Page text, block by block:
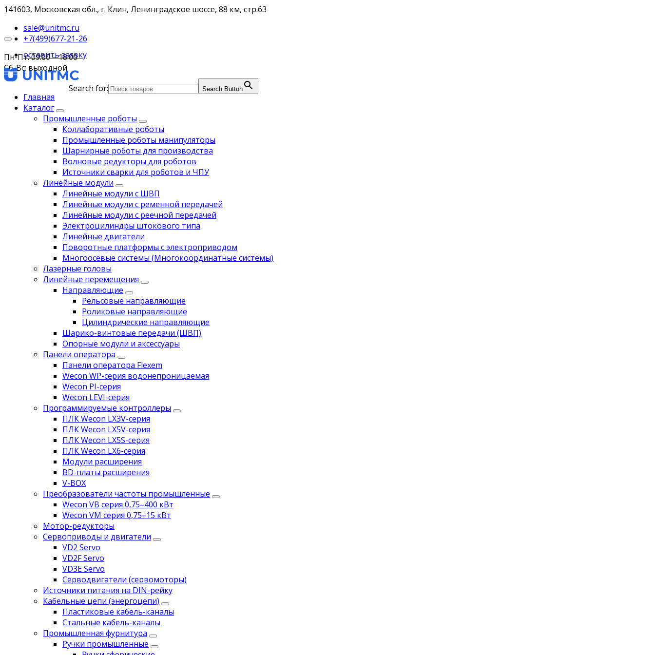
141603, Московская обл., г. Клин, Ленинградское шоссе, 88 км, стр.63
sale@unitmc.ru
+7(499)677-21-26
Пн-Пт: 09:00 – 18:00
Сб-Вс: выходной
Search for:
Search Button
оставить заявку
Главная
Каталог
Промышленные роботы
Коллаборативные роботы
Промышленные роботы манипуляторы
Шарнирные роботы для производства
Волновые редукторы для роботов
Источники сварки для роботов и ЧПУ
Линейные модули
Линейные модули с ШВП
Линейные модули с ременной передачей
Линейные модули с реечной передачей
Электроцилиндры штокового типа
Линейные двигатели
Поворотные платформы с электроприводом
Многоосевые системы (Многокоординатные системы)
Лазерные головы
Линейные перемещения
Направляющие
Рельсовые направляющие
Роликовые направляющие
Цилиндрические направляющие
Шарико-винтовые передачи (ШВП)
Опорные модули и аксессуары
Панели оператора
Панели оператора Flexem
Wecon WP-серия водонепроницаемая
Wecon PI-серия
Wecon LEVI-серия
Программируемые контроллеры
ПЛК Wecon LX3V-серия
ПЛК Wecon LX5V-серия
ПЛК Wecon LX5S-серия
ПЛК Wecon LX6-серия
Модули расширения
BD-платы расширения
V-BOX
Преобразователи частоты промышленные
Wecon VB серия 0,75–400 кВт
Wecon VM серия 0,75–15 кВт
Мотор-редукторы
Сервоприводы и двигатели
VD2 Servo
VD2F Servo
VD3E Servo
Серводвигатели (сервомоторы)
Источники питания на DIN-рейку
Кабельные цепи (энергоцепи)
Пластиковые кабель-каналы
Стальные кабель-каналы
Промышленная фурнитура
Ручки промышленные